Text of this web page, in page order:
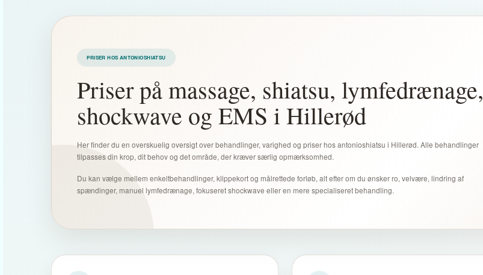
PRISER HOS ANTONIOSHIATSU
Priser på massage, shiatsu, lymfedrænage,
shockwave og EMS i Hillerød
Her finder du en overskuelig oversigt over behandlinger, varighed og priser hos antonioshiatsu i Hillerød. Alle behandlinger
tilpasses din krop, dit behov og det område, der kræver særlig opmærksomhed.
Du kan vælge mellem enkeltbehandlinger, klippekort og målrettede forløb, alt efter om du ønsker ro, velvære, lindring af
spændinger, manuel lymfedrænage, fokuseret shockwave eller en mere specialiseret behandling.